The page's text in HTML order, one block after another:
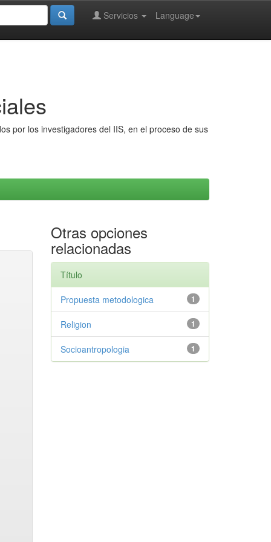
Language
Servicios
por los investigadores del IIS, en el proceso de sus
Otras opciones
relacionadas
Título
1
Propuesta metodologica
1
Religion
1
Socioantropologia